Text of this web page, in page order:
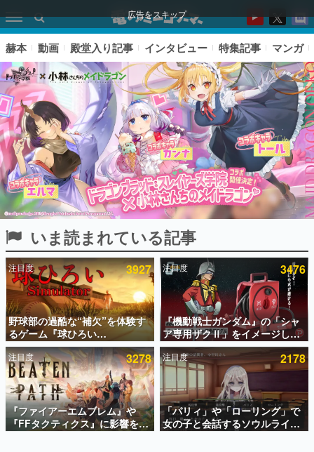
広告をスキップ
ピックアップ
電ファミのいま読まれている記事ランキング
アプリセール情報
インタビュー
連載・特集一覧
殿堂入り記事
SNS拡散数が数千以上！ ページビュー数万以上！ などな
ど。多くの人々に読まれた、電ファミ渾身の“殿堂入り”記
事をまとめました。
赫本 動画 殿堂入り記事 インタビュー 特集記事 マンガ
いま読まれている記事
注目度 3927
野球部の過酷な“補欠”を体験す
るゲーム『球ひろい
Simulator』が「1件」のウィッ
シュリストをもとにチェコ語に
対応しSNSで話題に。『キング
ダム・カム』開発元やチェコの
プロ野球選手から称賛の声
注目度 3476
『機動戦士ガンダム』の「シャ
ア専用ザクⅡ」をイメージした
散水ホースリールが予約開始。
本体にはシャアのパーソナルマ
ークやジオン公国軍のエンブレ
ム、型式番号などを配置
注目度 3278
『ファイアーエムブレム』や
『FFタクティクス』に影響を受
けた新作戦略RPG『Beaten
注目度 2178
「パリィ」や「ローリング」で
女の子と会話するソウルライク
恋愛ゲーム『小早川さんはソウ